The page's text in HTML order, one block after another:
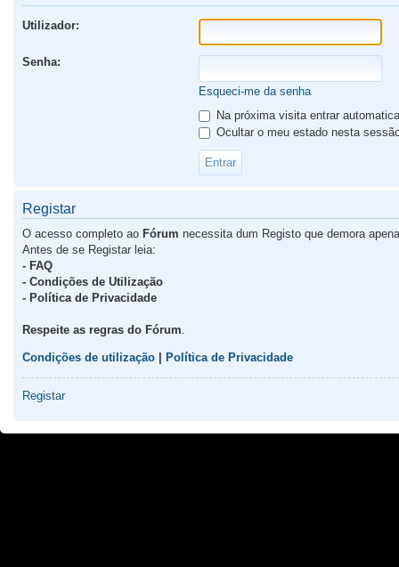
Utilizador:
Senha:
Esqueci-me da senha
Na próxima visita entrar
Ocultar o meu estado nesta
Registar
O acesso completo ao Fórum necessita dum Registo que demora
Antes de se Registar leia:
- FAQ
- Condições de Utilização
- Política de Privacidade
Respeite as regras do Fórum
Condições de utilização Política de Privacidade
Registar